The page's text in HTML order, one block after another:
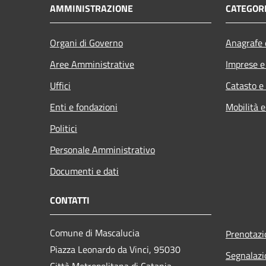
AMMINISTRAZIONE
Organi di Governo
Aree Amministrative
Uffici
Enti e fondazioni
Politici
Personale Amministrativo
Documenti e dati
Imprese
Catasto
Mobilità
CONTATTI
Comune di Mascalucia
Piazza Leonardo da Vinci, 95030